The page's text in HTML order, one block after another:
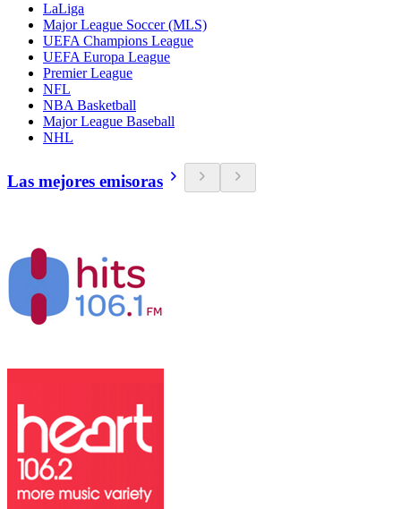
LaLiga
Major League Soccer (MLS)
UEFA Champions League
UEFA Europa League
Premier League
NFL
NBA Basketball
Major League Baseball
NHL
Las mejores emisoras